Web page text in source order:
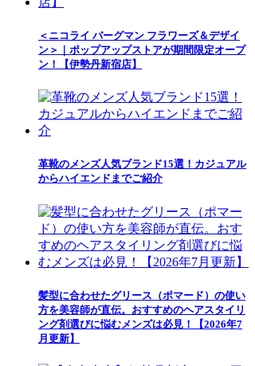
＜ニコライ バーグマン フラワーズ＆デザイ
ン＞｜ポップアップストアが期間限定オープ
ン！【伊勢丹新宿店】
革靴のメンズ人気ブランド15選！カジュアル
からハイエンドまでご紹介
髪型に合わせたグリース（ポマード）の使い
方を美容師が直伝。おすすめのヘアスタイリ
ング剤選びに悩むメンズは必見！【2026年7
月更新】